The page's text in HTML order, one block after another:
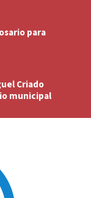
para
Criado
municipal